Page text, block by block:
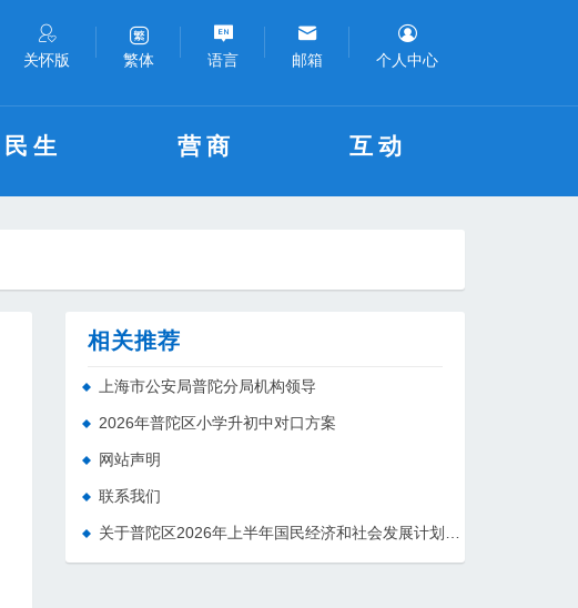
关怀版 繁体 语言 邮箱 个人中心
民生 营商 互动
相关推荐
上海市公安局普陀分局机构领导
2026年普陀区小学升初中对口方案
网站声明
联系我们